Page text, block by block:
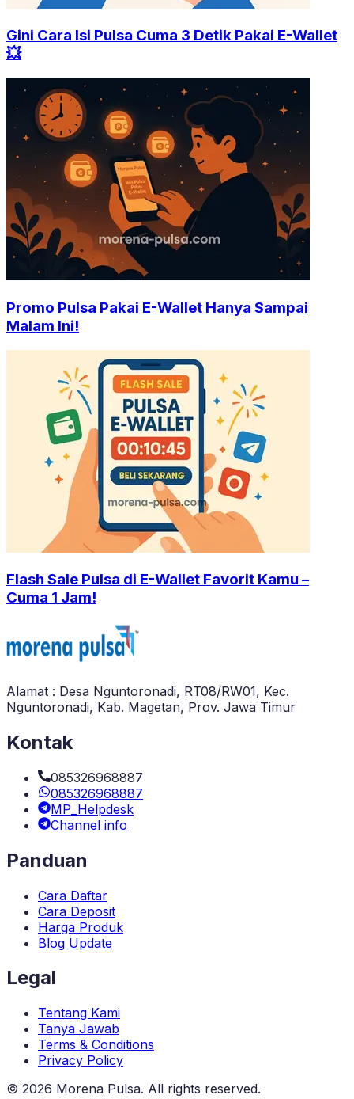
Gini Cara Isi Pulsa Cuma 3 Detik Pakai E-Wallet
💥
Promo Pulsa Pakai E-Wallet Hanya Sampai
Malam Ini!
Flash Sale Pulsa di E-Wallet Favorit Kamu –
Cuma 1 Jam!
Alamat : Desa Nguntoronadi, RT08/RW01, Kec.
Nguntoronadi, Kab. Magetan, Prov. Jawa Timur
Kontak
085326968887
085326968887
MP_Helpdesk
Channel info
Panduan
Cara Daftar
Cara Deposit
Harga Produk
Blog Update
Legal
Tentang Kami
Tanya Jawab
Terms & Conditions
Privacy Policy
© 2026 Morena Pulsa. All rights reserved.